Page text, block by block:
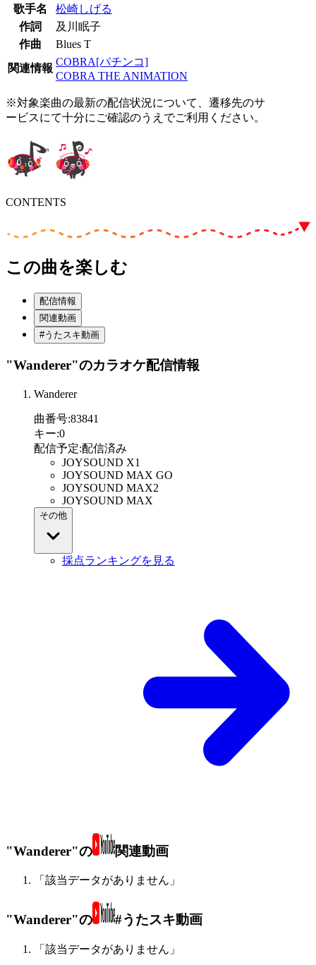
歌手名
松崎しげる
作詞
及川眠子
作曲
Blues T
関連情報
COBRA[パチンコ]
COBRA THE ANIMATION
※対象楽曲の最新の配信状況について、遷移先のサ
ービスにて十分にご確認のうえでご利用ください。
CONTENTS
この曲を楽しむ
配信情報
関連動画
#うたスキ動画
"Wanderer"のカラオケ配信情報
Wanderer
曲番号:83841
キー:0
配信予定:配信済み
JOYSOUND X1
JOYSOUND MAX GO
JOYSOUND MAX2
JOYSOUND MAX
その他
採点ランキングを見る
"Wanderer"の 関連動画
「該当データがありません」
"Wanderer"の #うたスキ動画
「該当データがありません」